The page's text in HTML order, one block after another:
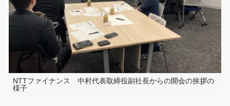
NTTファイナンス 中村代表取締役副社長からの開会の挨拶の
様子